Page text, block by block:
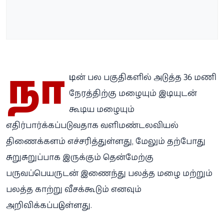
நா ட்டின் பல பகுதிகளில் அடுத்த 36 மணி
நேரத்திற்கு மழையும் இடியுடன்
கூடிய மழையும்
எதிர்பார்க்கப்படுவதாக வளிமண்டலவியல்
திணைக்களம் எச்சரித்துள்ளது, மேலும் தற்போது
சுறுசுறுப்பாக இருக்கும் தென்மேற்கு
பருவப்பெயருடன் இணைந்து பலத்த மழை மற்றும்
பலத்த காற்று வீசக்கூடும் எனவும்
அறிவிக்கப்பட்டுள்ளது.